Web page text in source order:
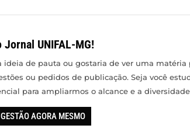
UNIFAL-MG!
ideia de pauta ou gostaria de ver uma
ou pedidos de publicação. Seja você
para ampliarmos o alcance e a
AGORA MESMO